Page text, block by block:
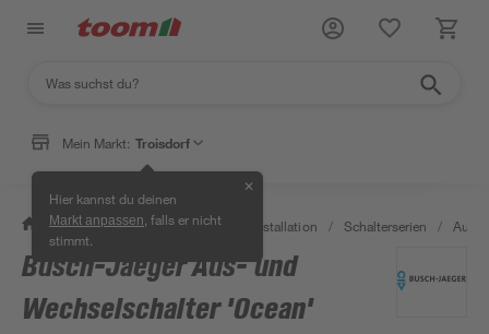
Mein Markt: Troisdorf
Hier kannst du deinen
Markt anpassen , falls er nicht
stimmt.
✕
/ Bauen & Renovieren / Elektroinstallation / Schalterserien /
Busch-Jaeger Aus- und
Wechselschalter 'Ocean'